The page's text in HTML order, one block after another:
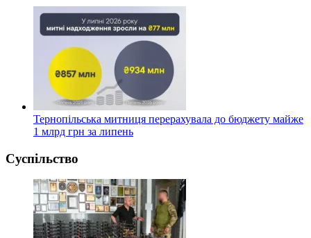
Тернопільська митниця перерахувала до бюджету майже
1 млрд грн за липень
Суспільство